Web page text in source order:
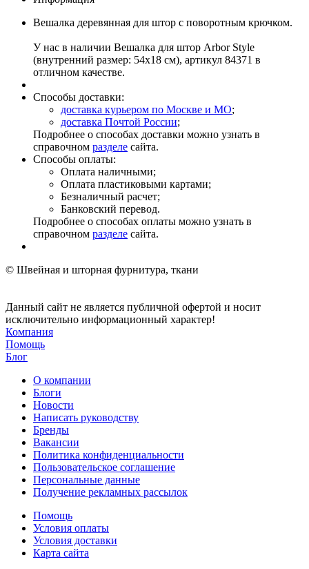
Вешалка деревянная для штор с поворотным крючком.
У нас в наличии Вешалка для штор Arbor Style
(внутренний размер: 54х18 см), артикул 84371 в
отличном качестве.
Способы доставки:
доставка курьером по Москве и МО;
доставка Почтой России;
Подробнее о способах доставки можно узнать в
справочном разделе сайта.
Способы оплаты:
Оплата наличными;
Оплата пластиковыми картами;
Безналичный расчет;
Банковский перевод.
Подробнее о способах оплаты можно узнать в
справочном разделе сайта.
© Швейная и шторная фурнитура, ткани
Данный сайт не является публичной офертой и носит
исключительно информационный характер!
Компания
Помощь
Блог
О компании
Блоги
Новости
Написать руководству
Бренды
Вакансии
Политика конфиденциальности
Пользовательское соглашение
Персональные данные
Получение рекламных рассылок
Помощь
Условия оплаты
Условия доставки
Карта сайта